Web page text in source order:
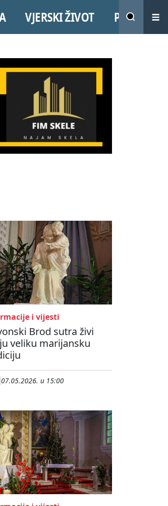
VJERSKI ŽIVOT PROMO
i vijesti
Brod sutra živi
veliku marijansku
07.05.2026. u 15:00